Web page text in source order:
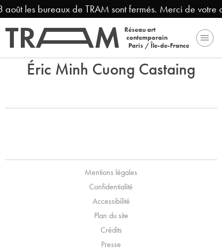
les bureaux de TRAM sont fermés. Merci de votre
Réseau art
contemporain
Paris / Île-de-France
Éric Minh Cuong Castaing
Mentions légales
Confidentialité
Accessibilité
Plan du site
Crédits
Presse